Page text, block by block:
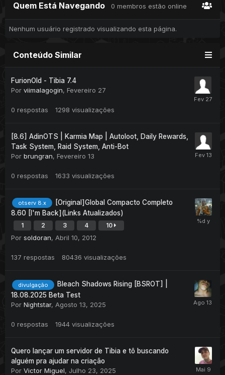
Quem Está Navegando 0 membros estão online
Nenhum usuário registrado visualizando esta página.
Conteúdo Similar
FurionOld - Tibia 7.4
Por viimalagogin, Fevereiro 27
0 respostas 1298 visualizações
[8.6] AdinOTS | Karmia Map | Autoloot, Daily Rewards,
Task System, Raid System, Anti-Bot
Por brungran, Fevereiro 13
0 respostas 1633 visualizações
otserv 8.x
[Original]Global Compacto Completo
8.60 [I'm Back](Links Atualizados)
1 2 3 4 10
Por soldoran, Abril 10, 2012
137 respostas 80436 visualizações
divulgação
Bleach Shadows Rising [BSROT] |
18.08.2025 Beta Test
Por Nightstar, Agosto 13, 2025
0 respostas 1944 visualizações
Quero lançar um servidor de Tibia e tô buscando
alguém pra ajudar na criação
Por Victor Miguel, Julho 23, 2025